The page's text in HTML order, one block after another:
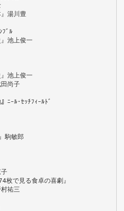
湯川豊
ﾌﾞﾙ
池上俊一
池上俊一
尚子
ﾆｰﾙ･ｾｯﾁﾌｨｰﾙﾄﾞ
駒敏郎
枚で見る食卓の喜劇』
祐三